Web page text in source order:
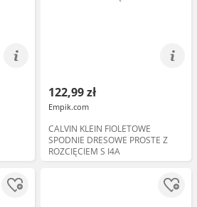
122,99 zł
Empik.com
CALVIN KLEIN FIOLETOWE
SPODNIE DRESOWE PROSTE Z
ROZCIĘCIEM S I4A